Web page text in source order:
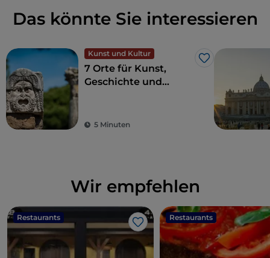
Das könnte Sie interessieren
Kunst und Kultur
Like
7 Orte für Kunst,
Geschichte und
5 Minuten
Wir empfehlen
Restaurants
Like
Restaurants